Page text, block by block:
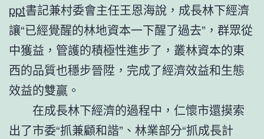
ppt書記兼村委會主任王恩海說，成長林下經濟
讓“已經覺醒的林地資本一下醒了過去”，群眾從
中獲益，管護的積極性進步了，叢林資本的東
西的品質也穩步晉陞，完成了經濟效益和生態
效益的雙贏。
在成長林下經濟的過程中，仁懷市還摸索
出了市委“抓兼顧和諧”、林業部分“抓成長計